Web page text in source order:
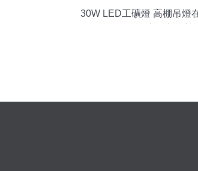
30W LED工礦燈 高棚吊燈